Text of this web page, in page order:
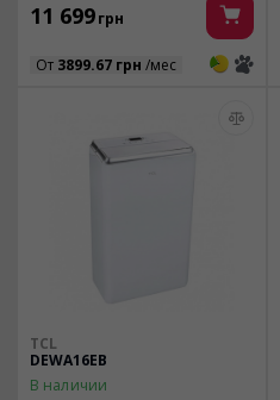
11 699грн
От 3899.67 грн /мес 3 3
TCL
DEWA16EB
В наличии